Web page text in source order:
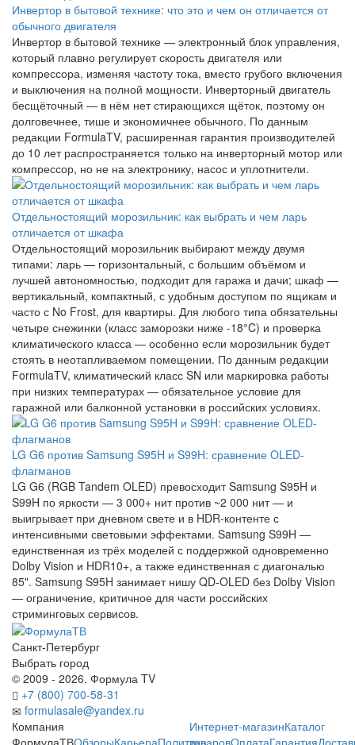
Инвертор в бытовой технике: что это и чем он отличается от
обычного двигателя
Инвертор в бытовой технике — электронный блок управления,
который плавно регулирует скорость двигателя или
компрессора, изменяя частоту тока, вместо грубого включения
и выключения на полной мощности. Инверторный двигатель
бесщёточный — в нём нет стирающихся щёток, поэтому он
долговечнее, тише и экономичнее обычного. По данным
редакции FormulaTV, расширенная гарантия производителей
до 10 лет распространяется только на инверторный мотор или
компрессор, но не на электронику, насос и уплотнители.
Отдельностоящий морозильник: как выбрать и чем ларь
отличается от шкафа
Отдельностоящий морозильник выбирают между двумя
типами: ларь — горизонтальный, с большим объёмом и
лучшей автономностью, подходит для гаража и дачи; шкаф —
вертикальный, компактный, с удобным доступом по ящикам и
часто с No Frost, для квартиры. Для любого типа обязательны
четыре снежинки (класс заморозки ниже -18°C) и проверка
климатического класса — особенно если морозильник будет
стоять в неотапливаемом помещении. По данным редакции
FormulaTV, климатический класс SN или маркировка работы
при низких температурах — обязательное условие для
гаражной или балконной установки в российских условиях.
LG G6 против Samsung S95H и S99H: сравнение OLED-
флагманов
LG G6 (RGB Tandem OLED) превосходит Samsung S95H и
S99H по яркости — 3 000+ нит против ~2 000 нит — и
выигрывает при дневном свете и в HDR-контенте с
интенсивными световыми эффектами. Samsung S99H —
единственная из трёх моделей с поддержкой одновременно
Dolby Vision и HDR10+, а также единственная с диагональю
85". Samsung S95H занимает нишу QD-OLED без Dolby Vision
— ограничение, критичное для части российских
стриминговых сервисов.
Санкт-Петербург
Выбрать город
© 2009 - 2026. Формула TV
+7 (800) 700-58-31
formulasale@yandex.ru
Компания
ФормулаТВОбзорыКарьераПолитика
Интернет-магазинКаталог
товаровОплатаГарантия